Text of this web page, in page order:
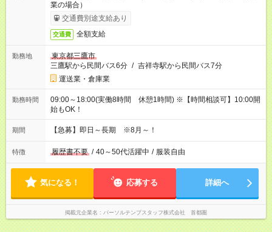
業の場合）
交通費別途支給あり
交通費 全額支給
勤務地
東京都三鷹市
三鷹駅から民間バス6分 / 吉祥寺駅から民間バス7分
運送業・倉庫業
勤務時間
09:00～18:00(実働8時間 休憩1時間) ※【時間相談可】10:00開
始もOK！
期間 【急募】即日～長期 ※8月～！
特徴 履歴書不要 / 40～50代活躍中 / 服装自由
気になる！ 応募する 詳細へ
掲載元企業名 パーソルテンプスタッフ株式会社 首都圏